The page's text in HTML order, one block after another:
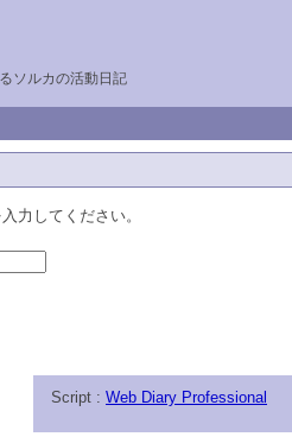
ソルカの活動日記
力してください。
Script : Web Diary Professional